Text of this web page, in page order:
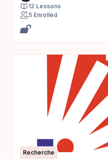
12 Lessons
5 Enrolled
Recherche